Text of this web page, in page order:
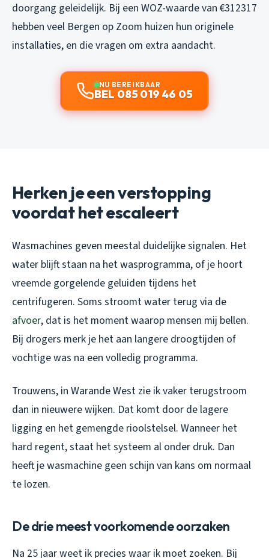
doorgang geleidelijk. Bij een WOZ-waarde van €312317
hebben veel Bergen op Zoom huizen hun originele
installaties, en die vragen om extra aandacht.
NU BEREIKBAAR
BEL 085 019 46 05
Herken je een verstopping
voordat het escaleert
Wasmachines geven meestal duidelijke signalen. Het
water blijft staan na het wasprogramma, of je hoort
vreemde gorgelende geluiden tijdens het
centrifugeren. Soms stroomt water terug via de
afvoer, dat is het moment waarop mensen mij bellen.
Bij drogers merk je het aan langere droogtijden of
vochtige was na een volledig programma.
Trouwens, in Warande West zie ik vaker terugstroom
dan in nieuwere wijken. Dat komt door de lagere
ligging en het gemengde rioolstelsel. Wanneer het
hard regent, staat het systeem al onder druk. Dan
heeft je wasmachine geen schijn van kans om normaal
te lozen.
De drie meest voorkomende oorzaken
Na 25 jaar weet ik precies waar ik moet zoeken. Bij